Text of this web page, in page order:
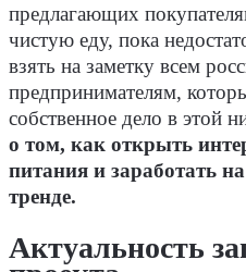
предлагающих
чистую еду, пока
взять на заметку всем
предпринимателям,
собственное дело в этой
о том, как открыть
питания и заработать
тренде.
Актуальность